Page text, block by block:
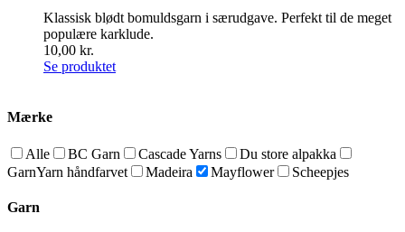
Klassisk blødt bomuldsgarn i særudgave. Perfekt til de meget
populære karklude.
10,00 kr.
Se produktet
Mærke
Alle BC Garn Cascade Yarns
Du store alpakka
GarnYarn håndfarvet
Madeira Mayflower Scheepjes
Garn